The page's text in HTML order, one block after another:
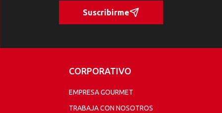
Suscribirme
CORPORATIVO
EMPRESA GOURMET
TRABAJA CON NOSOTROS